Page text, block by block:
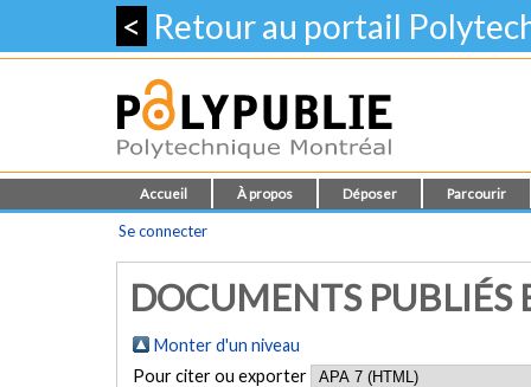
< Retour au portail
Accueil À propos Déposer Parcourir
Se connecter
DOCUMENTS PUBLIÉS
Monter d'un niveau
Pour citer ou exporter